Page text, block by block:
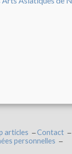
articles
Contact
personnelles